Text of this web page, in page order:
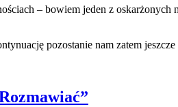
– bowiem jeden z oskarżonych
pozostanie nam zatem jeszcze